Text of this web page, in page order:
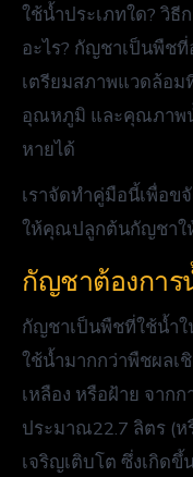
ใช้น้ำประเภทใด? วิ
อะไร? กัญชาเป็นพืช
เตรียมสภาพแวดล้อม
อุณหภูมิ และคุณภาพน้
หายได้
เราจัดทำคู่มือนี้เพื่อ
ให้คุณปลูกต้นกัญชาใ
กัญชาต้องการ
กัญชาเป็นพืชที่ใช้น้ำ
ใช้น้ำมากกว่าพืชผลเ
เหลือง หรือฝ้าย จาก
ประมาณ22.7 ลิตร (
เจริญเติบโต ซึ่งเกิด